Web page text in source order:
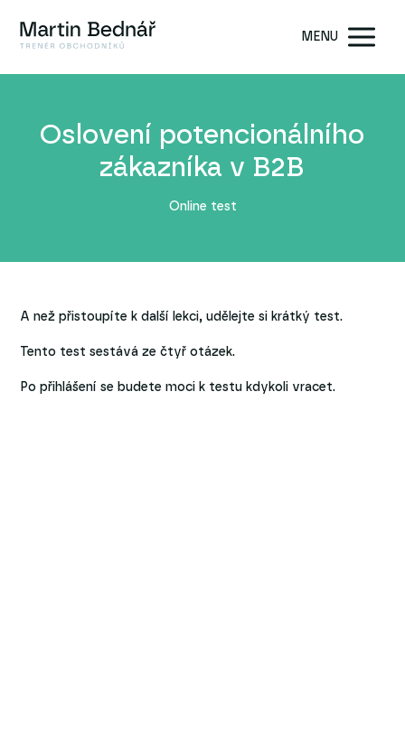
MENU
Oslovení potencionálního
zákazníka v B2B
Online test
A než přistoupíte k další lekci, udělejte si krátký test.
Tento test sestává ze čtyř otázek.
Po přihlášení se budete moci k testu kdykoli vracet.